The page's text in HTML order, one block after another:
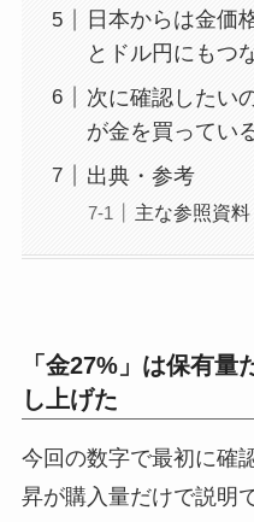
日本からは金価
とドル円にもつ
次に確認したい
が金を買ってい
出典・参考
主な参照資料
「金27%」は保有
し上げた
今回の数字で最初に確
昇が購入量だけで説明